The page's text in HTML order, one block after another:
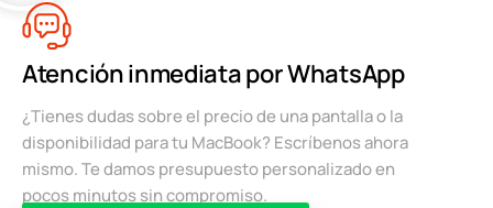
Atención inmediata por WhatsApp
¿Tienes dudas sobre el precio de una pantalla o la
disponibilidad para tu MacBook? Escríbenos ahora
mismo. Te damos presupuesto personalizado en
pocos minutos sin compromiso.